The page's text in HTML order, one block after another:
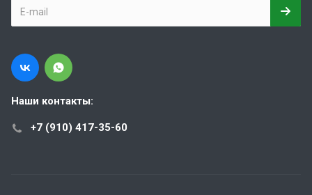
Наши контакты:
+7 (910) 417-35-60